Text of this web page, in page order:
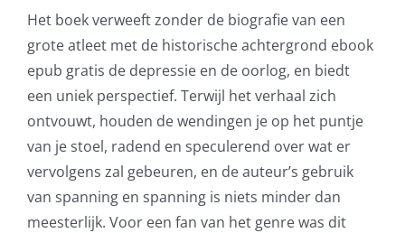
Het boek verweeft zonder de biografie van een
grote atleet met de historische achtergrond ebook
epub gratis de depressie en de oorlog, en biedt
een uniek perspectief. Terwijl het verhaal zich
ontvouwt, houden de wendingen je op het puntje
van je stoel, radend en speculerend over wat er
vervolgens zal gebeuren, en de auteur’s gebruik
van spanning en spanning is niets minder dan
meesterlijk. Voor een fan van het genre was dit
Online
Casino
Games
and
Slots
The